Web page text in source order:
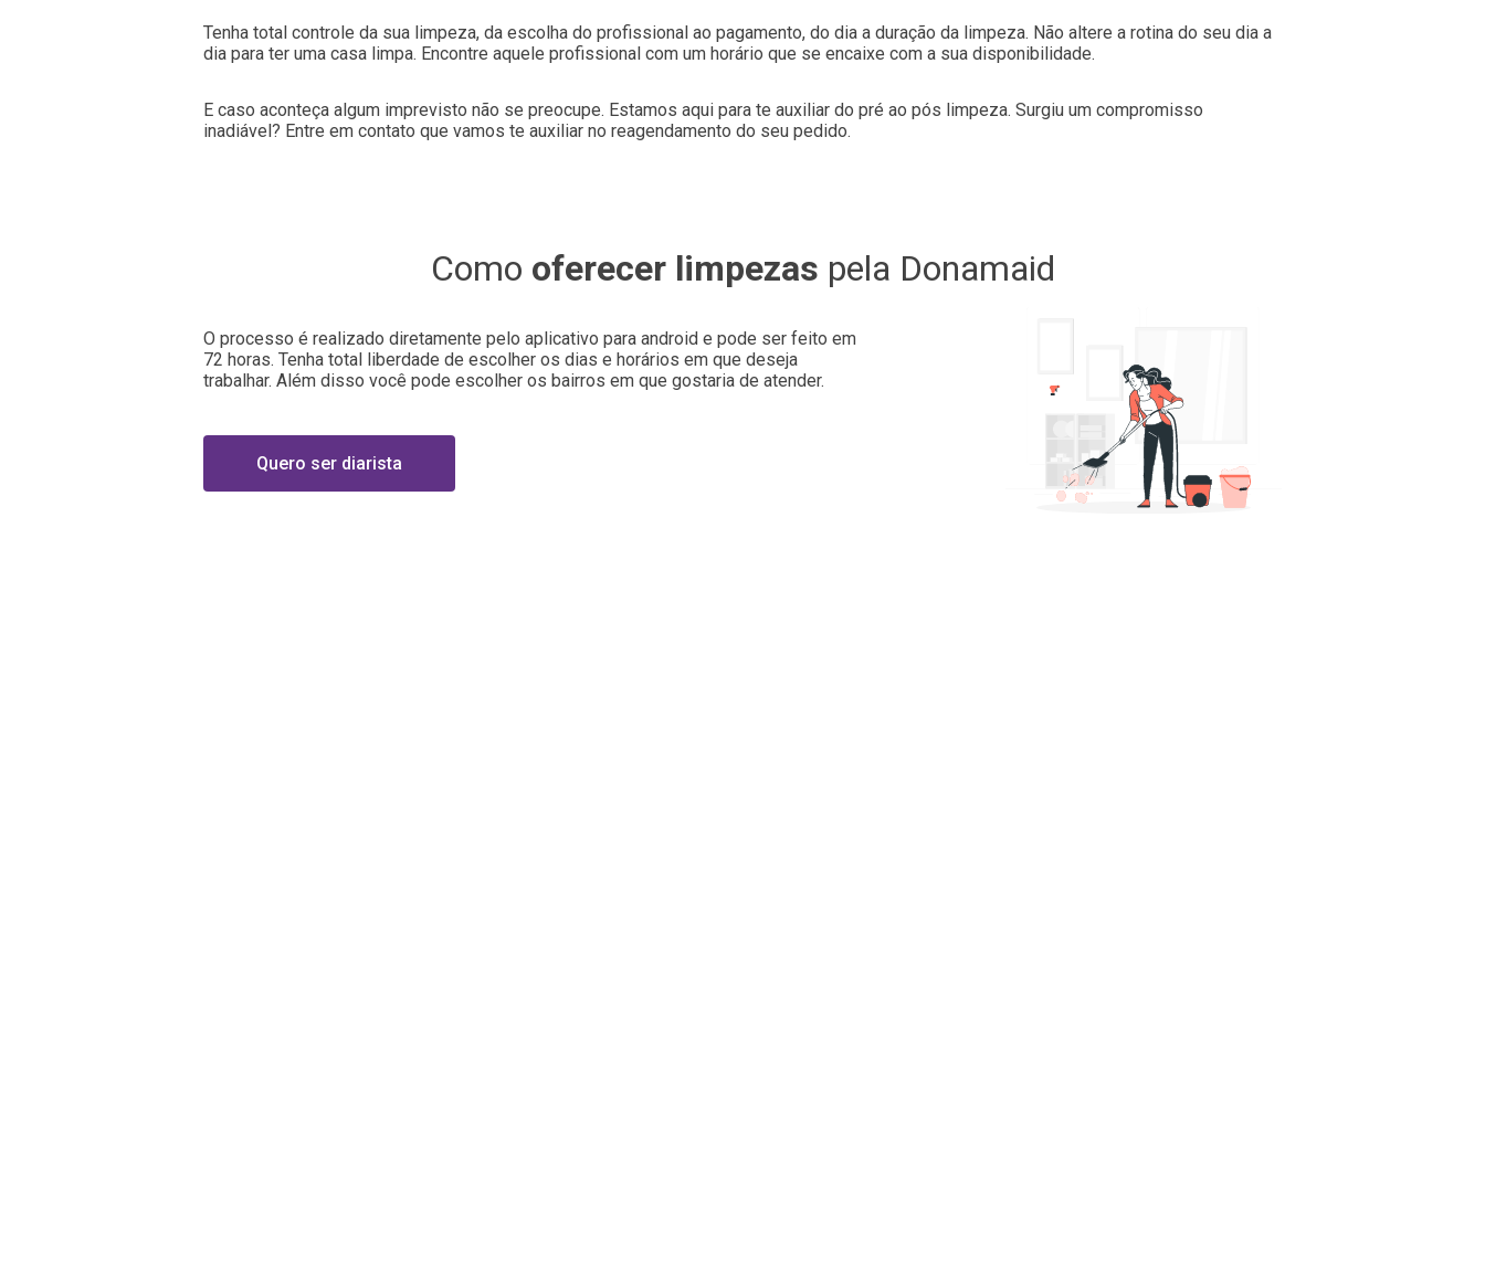
Tenha total controle da sua limpeza, da escolha do profissional ao pagamento, do dia a duração da limpeza. Não altere a rotina do seu dia a
dia para ter uma casa limpa. Encontre aquele profissional com um horário que se encaixe com a sua disponibilidade.
E caso aconteça algum imprevisto não se preocupe. Estamos aqui para te auxiliar do pré ao pós limpeza. Surgiu um compromisso
inadiável? Entre em contato que vamos te auxiliar no reagendamento do seu pedido.
Como oferecer limpezas pela Donamaid
O processo é realizado diretamente pelo aplicativo para android e pode ser feito em
72 horas. Tenha total liberdade de escolher os dias e horários em que deseja
trabalhar. Além disso você pode escolher os bairros em que gostaria de atender.
Quero ser diarista